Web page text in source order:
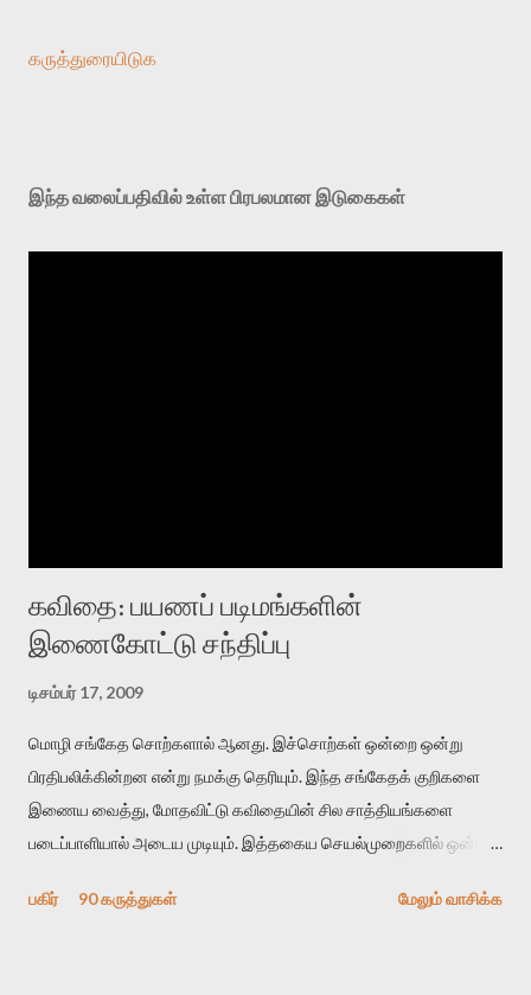
கருத்துரையிடுக
இந்த வலைப்பதிவில் உள்ள பிரபலமான இடுகைகள்
கவிதை: பயணப் படிமங்களின்
இணைகோட்டு சந்திப்பு
டிசம்பர் 17, 2009
மொழி சங்கேத சொற்களால் ஆனது. இச்சொற்கள் ஒன்றை ஒன்று
பிரதிபலிக்கின்றன என்று நமக்கு தெரியும். இந்த சங்கேதக் குறிகளை
இணைய வைத்து, மோதவிட்டு கவிதையின் சில சாத்தியங்களை
படைப்பாளியால் அடைய முடியும். இத்தகைய செயல்முறைகளில் ஒன்றை
காலத்தில் ஜாலவித்தைக்காரர்கள் வந்து போன பின் அவர்களின்
பகிர் 90 கருத்துகள் மேலும் வாசிக்க